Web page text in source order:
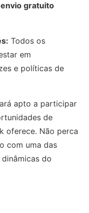
envio gratuito
Todos os
em
e políticas de
apto a participar
de
oferece. Não perca
com uma das
do